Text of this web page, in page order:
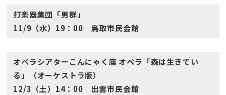
打楽器集団「男群」
11/9（水）19：00 鳥取市民会館
オペラシアターこんにゃく座 オペラ「森は生きてい
る」（オーケストラ版）
12/3（土）14：00 出雲市民会館